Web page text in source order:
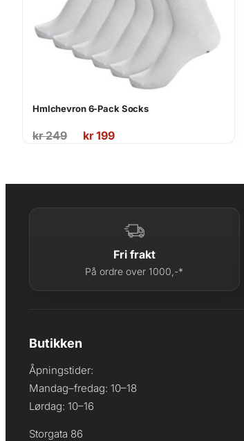
Hmlchevron 6-Pack Socks
kr249
Opprinnelig
kr199
Nåværende
Fri frakt
På ordre over 1000,-*
Butikken
Åpningstider:
Mandag–fredag: 10–18
Lørdag: 10–16
Storgata 86